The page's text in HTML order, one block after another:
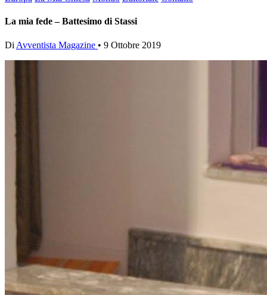
La mia fede – Battesimo di Stassi
Di Avventista Magazine • 9 Ottobre 2019